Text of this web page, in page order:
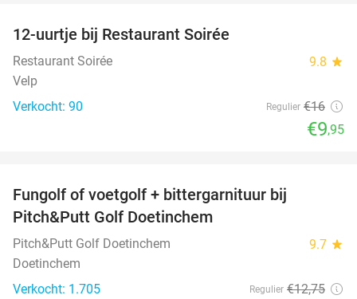
12-uurtje bij Restaurant Soirée
Restaurant Soirée 9.8 star
Velp
Verkocht: 90
Regulier €16
€9,95
Fungolf of voetgolf + bittergarnituur bij
Pitch&Putt Golf Doetinchem
Pitch&Putt Golf Doetinchem 9.7 star
Doetinchem
Verkocht: 1.705
Regulier €12,75